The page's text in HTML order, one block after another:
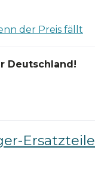
der Preis fällt
Deutschland!
Ersatzteile